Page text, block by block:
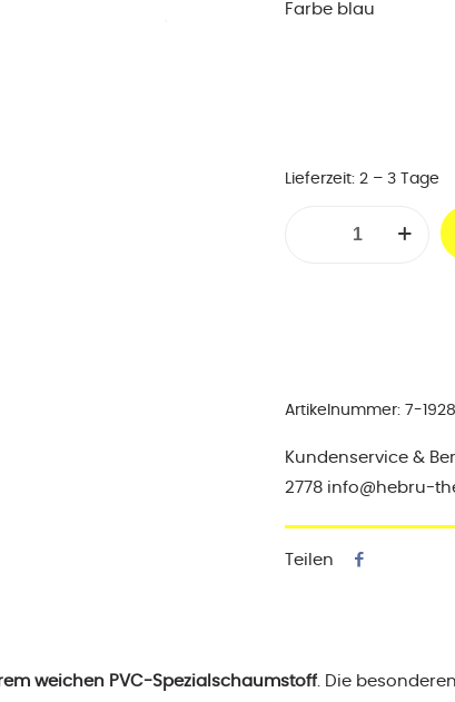
Farbe blau
Lieferzeit: 2 – 3 Tage
Artikelnummer: 7-1928
Kundenservice &
2778 info@hebru-
Teilen
weichen PVC-Spezialschaumstoff. Die